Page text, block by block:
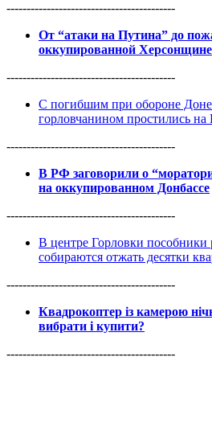
------------------------------------------
От “атаки на Путина” до
оккупированной Херсонщине
------------------------------------------
С погибшим при обороне
горловчанином простились
------------------------------------------
В РФ заговорили о
на оккупированном Донбассе
------------------------------------------
В центре Горловки пособники
собираются отжать десятки
------------------------------------------
Квадрокоптер із камерою
вибрати і купити?
------------------------------------------